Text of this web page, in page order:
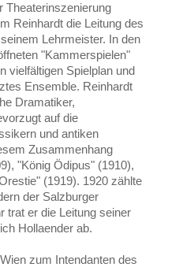
Theaterinszenierung
Reinhardt die Leitung des
Lehrmeister. In den
"Kammerspielen"
vielfältigen Spielplan und
Ensemble. Reinhardt
Dramatiker,
auf die
und antiken
Zusammenhang
"König Ödipus" (1910),
(1919). 1920 zählte
der Salzburger
trat er die Leitung seiner
Hollaender ab.
zum Intendanten des